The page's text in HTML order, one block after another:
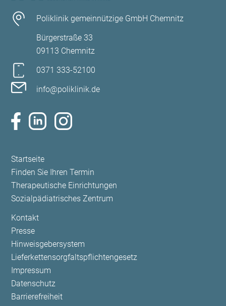
Poliklinik gemeinnützige GmbH Chemnitz
Bürgerstraße 33
09113 Chemnitz
0371 333-52100
info@poliklinik.de
Navigation
überspringen
Startseite
Finden Sie Ihren Termin
Therapeutische Einrichtungen
Sozialpädiatrisches Zentrum
Navigation
überspringen
Kontakt
Presse
Hinweisgebersystem
Lieferkettensorgfaltspflichtengesetz
Impressum
Datenschutz
Barrierefreiheit